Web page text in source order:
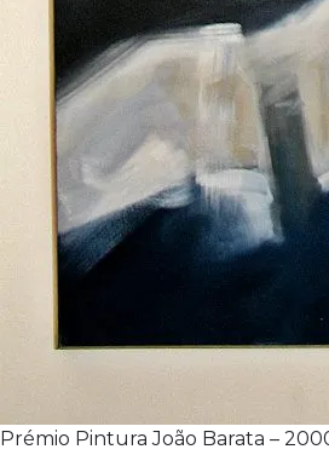
Prémio Pintura João Barata –